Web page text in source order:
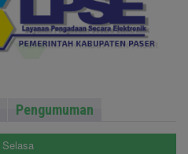
Pengumuman
Selasa